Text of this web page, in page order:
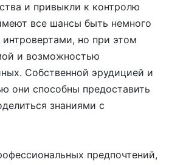
и привыкли к контролю
все шансы быть немного
но при этом
и возможностью
Собственной эрудицией и
они способны предоставить
знаниями с
предпочтений,